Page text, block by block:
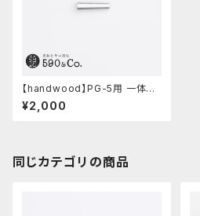
【handwood】PG-5用 一体型
ノック部カバー (グルーブ/アル
ミ)
¥2,000
同じカテゴリの商品